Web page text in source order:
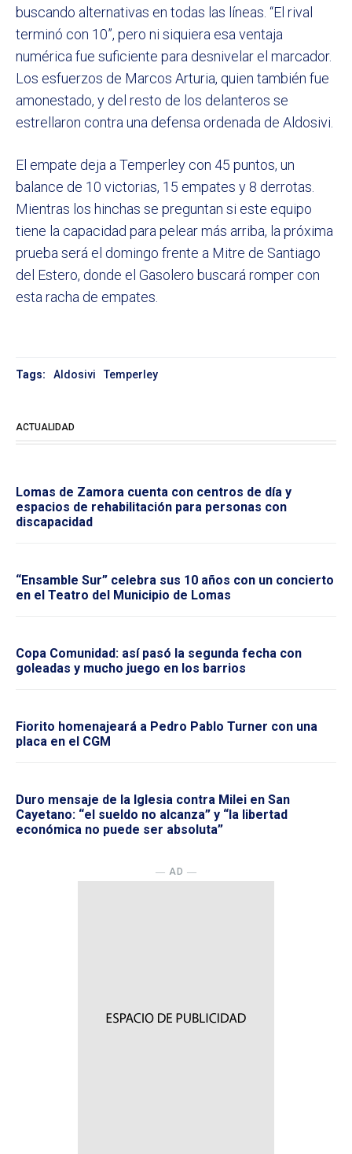
buscando alternativas en todas las líneas. “El rival
terminó con 10”, pero ni siquiera esa ventaja
numérica fue suficiente para desnivelar el marcador.
Los esfuerzos de Marcos Arturia, quien también fue
amonestado, y del resto de los delanteros se
estrellaron contra una defensa ordenada de Aldosivi.
El empate deja a Temperley con 45 puntos, un
balance de 10 victorias, 15 empates y 8 derrotas.
Mientras los hinchas se preguntan si este equipo
tiene la capacidad para pelear más arriba, la próxima
prueba será el domingo frente a Mitre de Santiago
del Estero, donde el Gasolero buscará romper con
esta racha de empates.
Tags: Aldosivi Temperley
ACTUALIDAD
Lomas de Zamora cuenta con centros de día y
espacios de rehabilitación para personas con
discapacidad
“Ensamble Sur” celebra sus 10 años con un concierto
en el Teatro del Municipio de Lomas
Copa Comunidad: así pasó la segunda fecha con
goleadas y mucho juego en los barrios
Fiorito homenajeará a Pedro Pablo Turner con una
placa en el CGM
Duro mensaje de la Iglesia contra Milei en San
Cayetano: “el sueldo no alcanza” y “la libertad
económica no puede ser absoluta”
― AD ―